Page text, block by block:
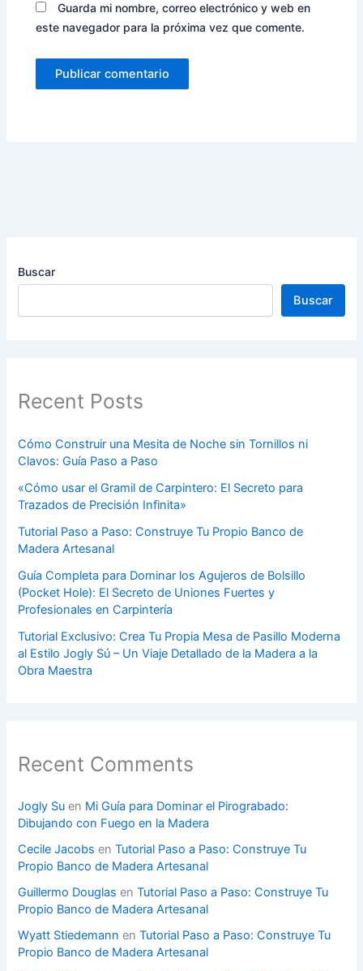
Guarda mi nombre, correo electrónico y web en
este navegador para la próxima vez que comente.
Buscar
Buscar
Recent Posts
Cómo Construir una Mesita de Noche sin Tornillos ni
Clavos: Guía Paso a Paso
«Cómo usar el Gramil de Carpintero: El Secreto para
Trazados de Precisión Infinita»
Tutorial Paso a Paso: Construye Tu Propio Banco de
Madera Artesanal
Guía Completa para Dominar los Agujeros de Bolsillo
(Pocket Hole): El Secreto de Uniones Fuertes y
Profesionales en Carpintería
Tutorial Exclusivo: Crea Tu Propia Mesa de Pasillo Moderna
al Estilo Jogly Sú – Un Viaje Detallado de la Madera a la
Obra Maestra
Recent Comments
Jogly Su en Mi Guía para Dominar el Pirograbado:
Dibujando con Fuego en la Madera
Cecile Jacobs enTutorial Paso a Paso: Construye Tu
Propio Banco de Madera Artesanal
Guillermo Douglas enTutorial Paso a Paso: Construye Tu
Propio Banco de Madera Artesanal
Wyatt Stiedemann enTutorial Paso a Paso: Construye Tu
Propio Banco de Madera Artesanal